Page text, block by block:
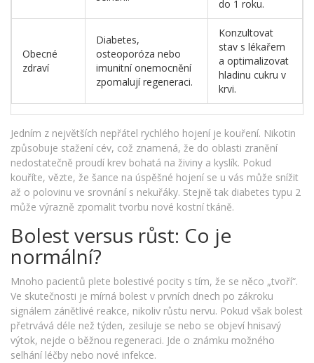
do 1 roku.
Obecné
zdraví
Diabetes,
osteoporóza nebo
imunitní onemocnění
zpomalují regeneraci.
Konzultovat
stav s lékařem
a optimalizovat
hladinu cukru v
krvi.
Jedním z největších nepřátel rychlého hojení je kouření. Nikotin
způsobuje stažení cév, což znamená, že do oblasti zranění
nedostatečně proudí krev bohatá na živiny a kyslík. Pokud
kouříte, vězte, že šance na úspěšné hojení se u vás může snížit
až o polovinu ve srovnání s nekuřáky. Stejně tak diabetes typu 2
může výrazně zpomalit tvorbu nové kostní tkáně.
Bolest versus růst: Co je
normální?
Mnoho pacientů plete bolestivé pocity s tím, že se něco „tvoří“.
Ve skutečnosti je mírná bolest v prvních dnech po zákroku
signálem zánětlivé reakce, nikoliv růstu nervu. Pokud však bolest
přetrvává déle než týden, zesiluje se nebo se objeví hnisavý
výtok, nejde o běžnou regeneraci. Jde o známku možného
selhání léčby nebo nové infekce.